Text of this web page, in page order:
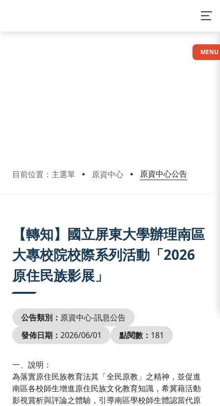
目前位置：主選單 原資中心 原資中心公告
MENU
【轉知】國立屏東大學辦理南區
大專校院校際系列活動「2026
原住民族影展」
公告類別： 原資中心-訊息公告
發佈日期： 2026/06/01 點閱數： 181
一、說明：
為落實原住民族教育法其「全民原教」之精神，並促進
南區各校師生增進原住民族文化教育知識，希冀藉活動
影視賞析與評論之體驗，引導南區學校師生體認當代原